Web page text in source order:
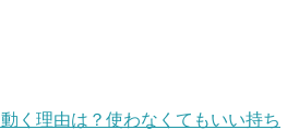
く理由は？使わなくてもいい持ち